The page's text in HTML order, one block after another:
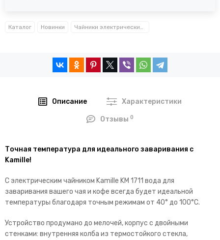
Каталог Новинки Чайники электрические Kamille™
Описание Характеристики
Отзывы0
Точная температура для идеального заваривания с
Kamille!
С электрическим чайником Kamille KM 1711 вода для
заваривания вашего чая и кофе всегда будет идеальной
температуры благодаря точным режимам от 40° до 100°C.
Устройство продумано до мелочей, корпус с двойными
стенками: внутренняя колба из термостойкого стекла,